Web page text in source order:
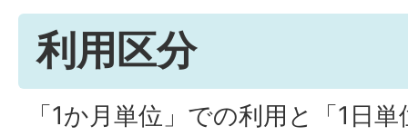
利用区分
「1か月単位」での利用と「1日